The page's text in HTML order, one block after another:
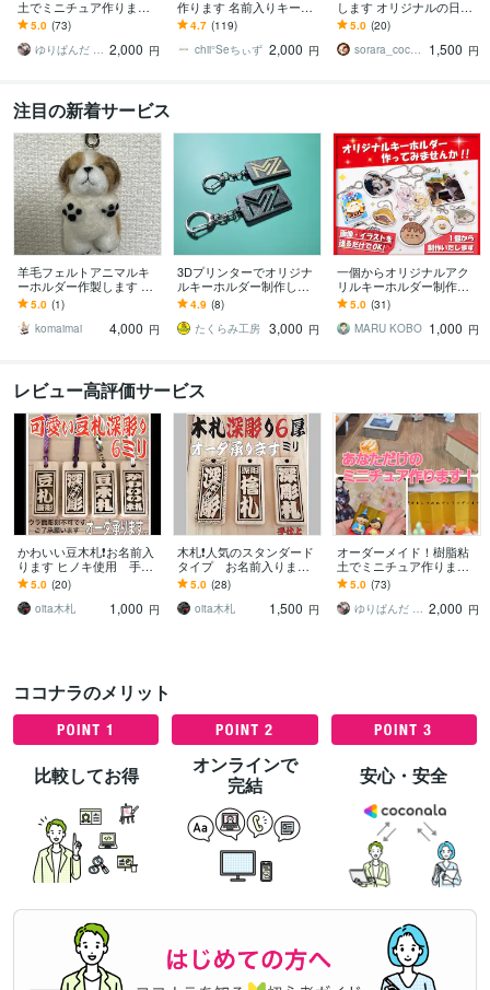
土でミニチュア作ります
樹脂粘土で手作りしま
す！キーホルダーや、ピ
アス、イヤリングに
5.0 (73)
ゆりぱんだ yuripanda 2,000 円
作ります 名前入りキーホ
ルダーのオーダーメイド
受付中です！
4.7 (119)
chii°Seちぃず 2,000 円
します オリジナルの日本
酒ストラップはいかがで
しょうか♪
5.0 (20)
sorara_coconala
1,500 円
注目の新着サービス
羊毛フェルトアニマルキ
ーホルダー作製します 可
愛いアニマルキーホルダ
ーいかがでしょうか？
5.0 (1)
komaimai
4,000 円
3Dプリンターでオリジナ
ルキーホルダー制作しま
す オリジナルキーホルダ
ーを１個から注文可能で
す！
4.9 (8)
たくらみ工房 3,000 円
一個からオリジナルアク
リルキーホルダー制作し
ます 画像・イラストを送
るだけでOK！【プレゼン
トや自分用に】
5.0 (31)
MARU KOBO 1,000 円
レビュー高評価サービス
かわいい豆木札❗️お名前入
ります ヒノキ使用 手作
業にて製作しています
5.0 (20)
oita木札
1,000 円
木札❗️人気のスタンダード
タイプ お名前入ります
お祭りシーズン近いで
す！今年は新しい札で参
加してみませんか
5.0 (28)
oita木札
1,500 円
オーダーメイド！樹脂粘
土でミニチュア作ります
樹脂粘土で手作りしま
す！キーホルダーや、ピ
アス、イヤリングに
5.0 (73)
ゆりぱんだ yuripanda 2,000 円
ココナラのメリット
比較してお得
オンラインで
完結
安心・安全